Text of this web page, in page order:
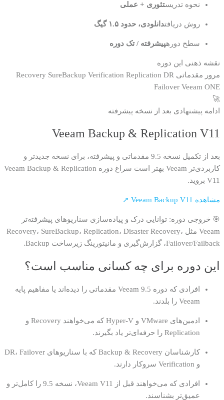
نحوه تدریستئوری + عملی
روش دریافتدانلودی، حدود ۱.۵ گیگ
سطح دورهپیشرفته / تک دوره
نقشه ذهنی این دوره
مرور مقدماتی
Recovery SureBackup Verification Replication DR
Failover Veeam ONE
🚀
ادامه پیشنهادی بعد از نسخه پیشرفته
Veeam Backup & Replication V11
بعد از تکمیل نسخه 9.5 مقدماتی و پیشرفته، برای نسخه جدیدتر و
کاربردی‌تر Veeam بهتر است سراغ دوره Veeam Backup & Replication
V11 بروید.
مشاهده Veeam Backup V11 ↗
🎯 خروجی دوره: توانایی درک و پیاده‌سازی سناریوهای پیشرفته‌تر
Veeam مثل Recovery، SureBackup، Replication، Disaster Recovery،
Failover/Failback، گزارش‌گیری و مانیتورینگ زیرساخت Backup.
این دوره برای چه کسانی مناسب است؟
افرادی که دوره Veeam 9.5 مقدماتی را دیده‌اند یا مفاهیم پایه
Veeam را بلدند.
ادمین‌های VMware و Hyper-V که می‌خواهند Recovery و
Replication را حرفه‌ای‌تر یاد بگیرند.
کارشناسان Backup & Recovery که با سناریوهای DR، Failover
و Verification سروکار دارند.
افرادی که می‌خواهند قبل از Veeam V11، نسخه 9.5 را کامل‌تر و
عمیق‌تر بشناسند.